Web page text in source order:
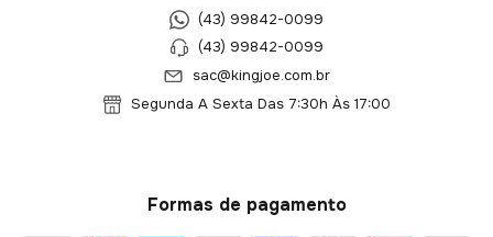
(43) 99842-0099
(43) 99842-0099
sac@kingjoe.com.br
Segunda A Sexta Das 7:30h Às 17:00
Formas de pagamento